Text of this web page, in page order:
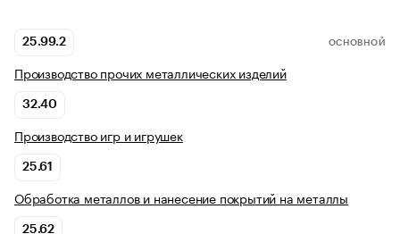
25.99.2 ОСНОВНОЙ
Производство прочих металлических изделий
32.40
Производство игр и игрушек
25.61
Обработка металлов и нанесение покрытий на металлы
25.62